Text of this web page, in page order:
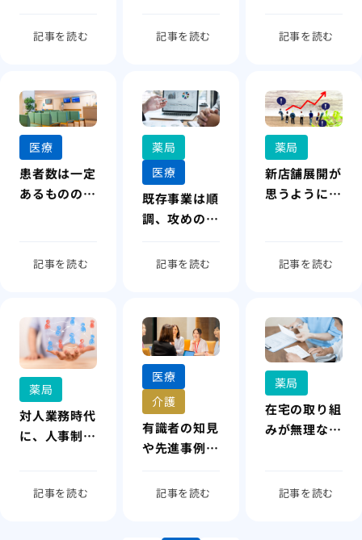
記事を読む 記事を読む 記事を読む
医療
患者数は一定
あるものの、
記事を読む
薬局
医療
既存事業は順
調、攻めの戦
の進め方が整
記事を読む
薬局
新店舗展開が
思うように進
記事を読む
薬局
対人業務時代
に、人事制度
記事を読む
医療
介護
有識者の知見
や先進事例か
野を広げたい
記事を読む
薬局
在宅の取り組
みが無理なく
記事を読む